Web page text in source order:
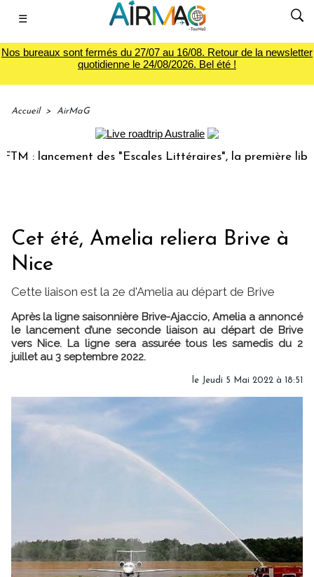
☰
Nos bureaux sont fermés du 27/07 au 16/08. Retour de la newsletter
quotidienne le 24/08/2026. Bel été !
Accueil > AirMaG
lancement des "Escales Littéraires", la première librairie
Cet été, Amelia reliera Brive à
Nice
Cette liaison est la 2e d'Amelia au départ de Brive
Après la ligne saisonnière Brive-Ajaccio, Amelia a annoncé
le lancement d’une seconde liaison au départ de Brive
vers Nice. La ligne sera assurée tous les samedis du 2
juillet au 3 septembre 2022.
le Jeudi 5 Mai 2022 à 18:51